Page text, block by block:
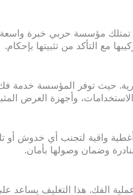
تمتلك مؤسسة حربي خبرة
مع التأكد من تثبيتها بإحكام.
حيث توفر المؤسسة خدمة
وأجهزة العرض
واقية لتجنب أي خدوش أو
وضمان وصولها بأمان.
الفك. هذا التغليف يساعد